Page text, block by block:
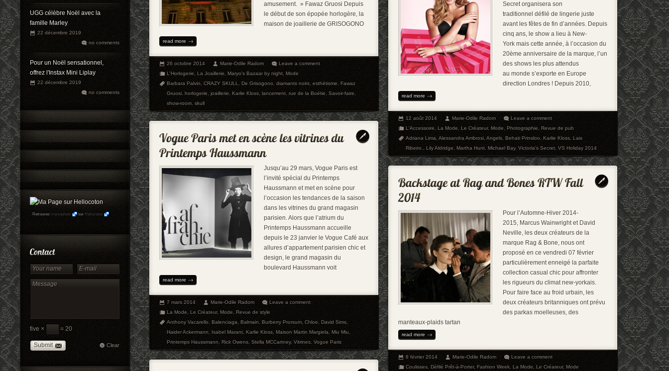
UGG célèbre Noël avec la
famille Marley
22 décembre 2019
no comments
Pour un Noël sensationnel,
offrez l'Instax Mini Liplay
22 décembre 2019
no comments
Retrouvez maryophoto sur Hellocoton
five × = 20
Submit Clear
amusement. » Fawaz Gruosi Depuis
le début de son épopée horlogère, la
maison de joaillerie de GRISOGONO
read more
26 octobre 2014 Marie-Odile Radom
Leave a comment
L'Horlogerie,La Joaillerie,Maryo's Bazaar by night,Mode
Barbara Palvin,CRAZY SKULL,De Grisogono,diamants noirs,esthétisme,Fawaz
Gruosi,horlogerie,joaillerie,Karlie Kloss,lancement,rue de la Boétie,Savoir-faire,
show-room,skull
Secret organisera son
traditionnel défilé de lingerie juste
avant les fêtes de fin d’années. Depuis
cinq ans, le show a lieu à New-
York mais cette année, à l’occasion du
20ème anniversaire de la marque, l’un
des shows les plus attendus
au monde s’exporte en Europe
direction Londres ! Depuis 2010,
read more
12 août 2014 Marie-Odile Radom
Leave a comment
L'Accessoire,La Mode,Le Créateur,Mode,Photographie,Revue de pub
Adriana Lima,Alessandra Ambrosi,Angels,Behati Prinsloo,Karlie Kloss,Lais
Ribeiro.,Lily Aldridge,Martha Hunt,Michael Bay,Victoria's Secret,VS Holiday 2014
Jusqu’au 29 mars, Vogue Paris est
l’invité spécial du Printemps
Haussmann et met en scène pour
l’occasion les tendances de la saison
dans les vitrines du grand magasin
parisien. Alors que l’atrium du
Printemps Haussmann accueille
depuis le 23 janvier le Vogue Café aux
allures d’appartement parisien chic et
design, le grand magasin du
boulevard Haussmann voit
read more
7 mars 2014 Marie-Odile Radom
Leave a comment
La Mode,Le Créateur,Mode,Revue de style
Anthony Vacarello,Balenciaga,Balmain,Burberry Prorsum,Chloe,David Sims,
Haider Ackermann,Isabel Marant,Karlie Kloss,Maison Martin Margiela,Miu Miu,
Printemps Haussmann,Rick Owens,Stella MCCartney,Vitrines,Vogue Paris
Pour l’Automne-Hiver 2014-
2015, Marcus Wainwright et David
Neville, les deux créateurs de la
marque Rag & Bone, nous ont
proposé en ce vendredi 07 février
particulièrement enneigé la parfaite
collection casual chic pour affronter
les rigueurs du climat new-yorkais.
Pour faire face au froid urbain, les
deux créateurs britanniques ont prévu
des parkas moelleuses, des
manteaux-plaids tartan
read more
8 février 2014 Marie-Odile Radom
Leave a comment
Coulisses,Défilé Prêt-à-Porter,Fashion Week,La Mode,Le Créateur,Mode